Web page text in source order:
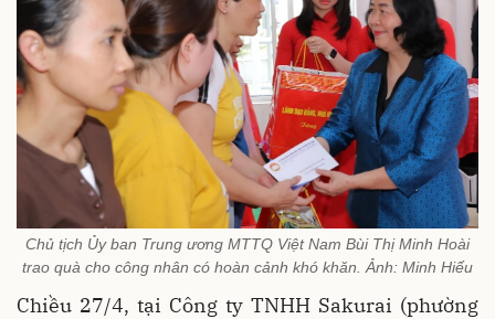
Chủ tịch Ủy ban Trung ương MTTQ Việt Nam Bùi Thị Minh Hoài
trao quà cho công nhân có hoàn cảnh khó khăn. Ảnh: Minh Hiếu
Chiều 27/4, tại Công ty TNHH Sakurai (phường